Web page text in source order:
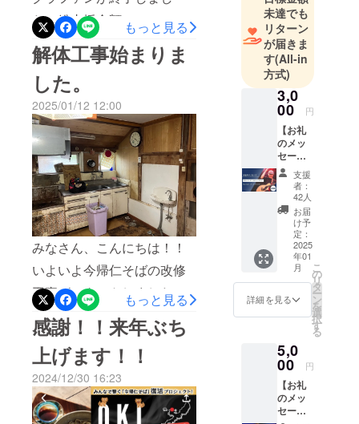
たいのですが、スープが完
売して早々に閉店となって
しまう日もあり、設備キャ
パ的に大きな課題がありま
した。が、なんとかそこを
クリアすべく、新たに
ウォークインタイプの冷凍
冷蔵庫を設置いたしまし
た！皆様からのご支援を力
と設備に変え、この夏も全
力で営業して参ります！！
ボクが稼働するタイプのリ
ターン履行がまだの皆様、
大変お待たせしてしまい申
し訳ございません。９月以
降色々と動けそうなので、
また日程調整等個別にご覧
させていただきますね！ま
オープン3月3日 復活新装
開店の予定で動いているの
ですが、現場が仕上がって
ないのでやりたいことがで
きません。めっちゃ焦って
ますが、なんとかなるしな
んとかしてしまうのが、
我々SUNZ GROUPです。笑
右奥の厨房見てください。
まだ何もありません。壁す
らありませんwwということ
で、今日も一生懸命生きて
おります。引き続き頑張り
ます！！ありがとうござい
ます！生きてるってサイ
コー！！！2025年2月6日
ミヤマテツオ
た。総支援金額
13,567,500円総支援者数
326人本当にありがとうござ
います。感謝は伝えても伝
えても伝えきれません。あ
とは、やるだけ。生き様を
通じて恩返ししていくだけ
です。みなさんの応援がボ
クの背中を強く押してくれ
ました。『生きたいように
生きる』を証明する。自己
中に見えても、ワガママに
見えても、それでも自分の
生きたいように生きてい
く。そして、あなたもあな
たの生きたい人生を生きて
ほしい。ボクの願いはこれ
だけです。一度きりの人
もっと見る
解体工事始まりま
した。
2025/01/12 12:00
みなさん、こんにちは！！
いよいよ今帰仁そばの改修
工事がスタートしました。
まずは解体工事からスター
ト。厨房は完全に新しく作
り直す形になります。でき
るだけ沢山の方に、できる
だけ待ち時間少なく食べて
もっと見る
感謝！！来年ぶち
上げます！！
2024/12/30 16:23
受賞。その
時の審査委
員は、松任
谷正隆氏や
亀田誠治氏
その後2006
年から、一
旦ミュージ
シャンを休
業し会社経
営に邁進。
12年の充電
期間を経て
2018年か
ら、再び
シャンとし
動を再開。
2019年に日
本一大きな
ライブハウ
スZepp大阪
未達でも
リターン
が届きま
す(All-in
方式)
3,0
00 円
【お礼
のメッ
セー
ジ】 感
謝の気
持ちを
込め
て、一
生懸命
お礼
メッ
セージ
を書か
せて頂
きま
す！
字程度
※メール
にてお
送りし
ます
支援
者：
42人
お届
け予
定：
2025
年01
月
詳細を見る
こ
の
リ
タ
ー
ン
を
選
択
す
る
5,0
00 円
【お礼
のメッ
セージ